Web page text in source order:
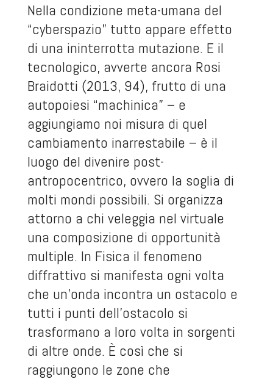
Nella condizione meta-umana del
“cyberspazio” tutto appare effetto
di una ininterrotta mutazione. E il
tecnologico, avverte ancora Rosi
Braidotti (2013, 94), frutto di una
autopoiesi “machinica” – e
aggiungiamo noi misura di quel
cambiamento inarrestabile – è il
luogo del divenire post-
antropocentrico, ovvero la soglia di
molti mondi possibili. Si organizza
attorno a chi veleggia nel virtuale
una composizione di opportunità
multiple. In Fisica il fenomeno
diffrattivo si manifesta ogni volta
che un’onda incontra un ostacolo e
tutti i punti dell’ostacolo si
trasformano a loro volta in sorgenti
di altre onde. È così che si
raggiungono le zone che